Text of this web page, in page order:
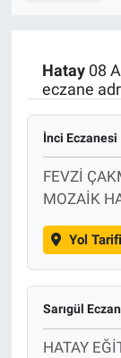
Hatay08
eczane
İnci Eczanesi
FEVZİ
MOZAİK
Yol
Sarıgül
HATAY
RESMİ